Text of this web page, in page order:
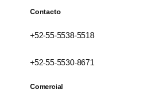
Contacto
+52-55-5538-5518
+52-55-5530-8671
Comercial